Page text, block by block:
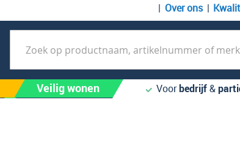
Over ons
Zoek
Veilig wonen Voorbedrijf&